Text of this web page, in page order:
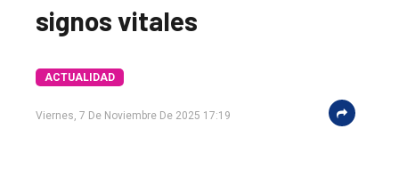
El
signos vitales
ACTUALIDAD
Viernes, 7 De Noviembre De 2025 17:19